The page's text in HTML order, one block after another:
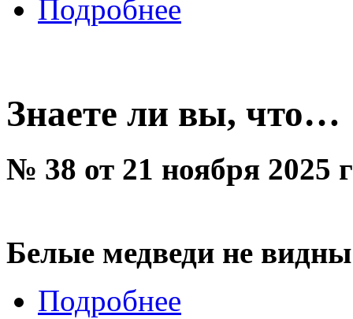
Подробнее
Знаете ли вы, что…
№ 38 от 21 ноября 2025
Белые медведи не
Подробнее